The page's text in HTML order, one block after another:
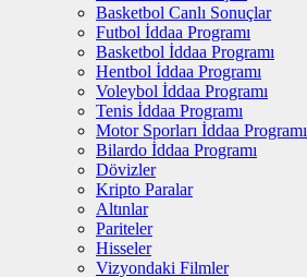
Basketbol Canlı Sonuçlar
Futbol İddaa Programı
Basketbol İddaa Programı
Hentbol İddaa Programı
Voleybol İddaa Programı
Tenis İddaa Programı
Motor Sporları İddaa Programı
Bilardo İddaa Programı
Dövizler
Kripto Paralar
Altınlar
Pariteler
Hisseler
Vizyondaki Filmler